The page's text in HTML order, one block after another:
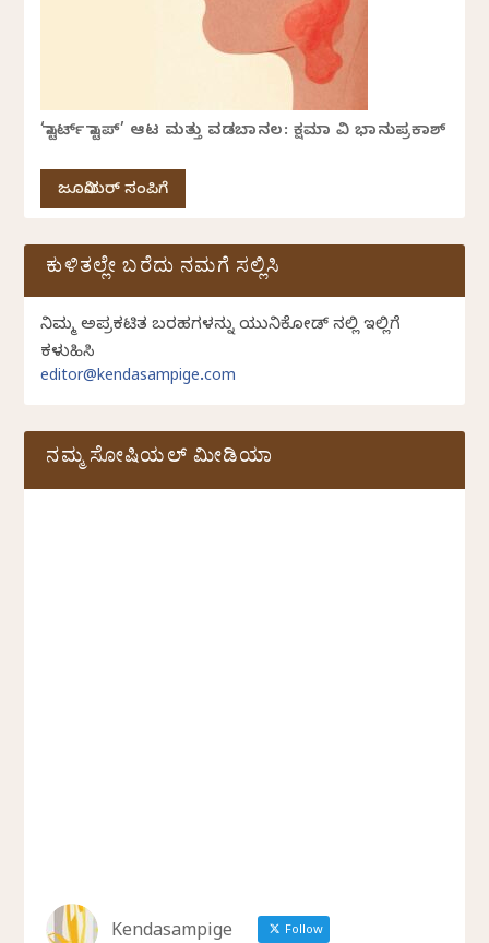
‘ಸ್ಟಾರ್ಟ್ ಸ್ಟಾಪ್’ ಆಟ ಮತ್ತು ವಡಬಾನಲ: ಕ್ಷಮಾ ವಿ ಭಾನುಪ್ರಕಾಶ್
ಜೂನಿಯರ್ ಸಂಪಿಗೆ
ಕುಳಿತಲ್ಲೇ ಬರೆದು ನಮಗೆ ಸಲ್ಲಿಸಿ
ನಿಮ್ಮ ಅಪ್ರಕಟಿತ ಬರಹಗಳನ್ನು ಯುನಿಕೋಡ್ ನಲ್ಲಿ ಇಲ್ಲಿಗೆ
ಕಳುಹಿಸಿ
editor@kendasampige.com
ನಮ್ಮ ಸೋಷಿಯಲ್‌ ಮೀಡಿಯಾ
Kendasampige Follow